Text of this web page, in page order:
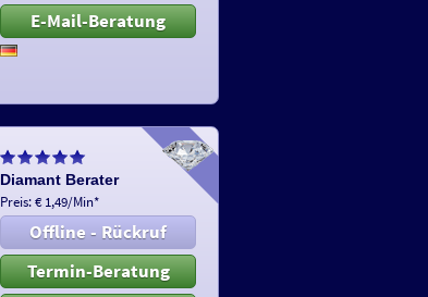
E-Mail-Beratung
Diamant Berater
Preis: € 1,49/Min*
Offline - Rückruf
Termin-Beratung